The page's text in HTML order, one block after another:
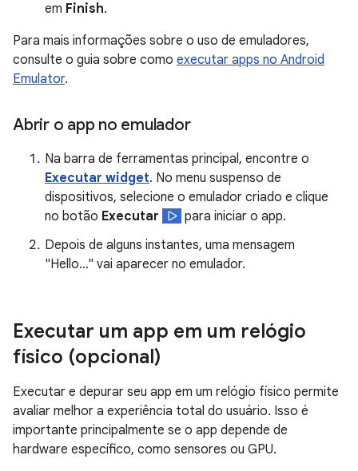
em Finish.
Para mais informações sobre o uso de emuladores,
consulte o guia sobre como executar apps no Android
Emulator.
Abrir o app no emulador
Na barra de ferramentas principal, encontre o
Executar widget. No menu suspenso de
dispositivos, selecione o emulador criado e clique
no botão Executar
para iniciar o app.
Depois de alguns instantes, uma mensagem
"Hello…" vai aparecer no emulador.
Executar um app em um relógio
físico (opcional)
Executar e depurar seu app em um relógio físico permite
avaliar melhor a experiência total do usuário. Isso é
importante principalmente se o app depende de
hardware específico, como sensores ou GPU.